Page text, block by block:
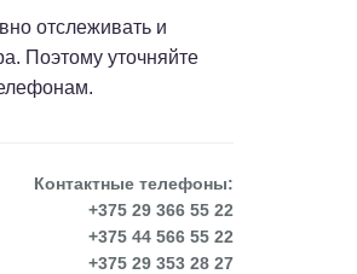
отслеживать и
Поэтому уточняйте
Контактные телефоны:
+375 29 366 55 22
+375 44 566 55 22
+375 29 353 28 27